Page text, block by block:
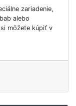
zariadenie,
alebo
môžete kúpiť v